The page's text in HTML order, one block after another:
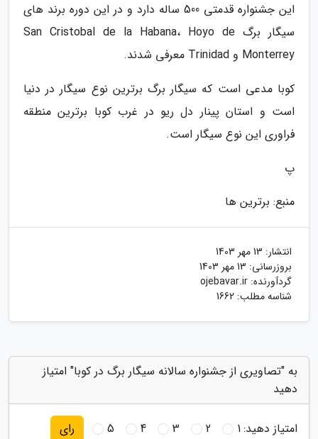
این جشنواره قدمتی 500 ساله دارد و در این دوره برند های
سیگار برگ San Cristobal de la Habana، Hoyo de
Monterrey و Trinidad معرفی شدند.
کوبا مدعی است که سیگار برگ برترین نوع سیگار در دنیا
است و استان پینار دل ریو در غرب کوبا برترین منطقه
فراوری این نوع سیگار است.
پ
منبع: برترین ها
انتشار: 13 مهر 1403
بروزرسانی: 13 مهر 1403
گردآورنده: ojebavar.ir
شناسه مطلب: 1662
به "تصاویری از جشنواره سالانه سیگار برگ در کوبا" امتیاز
دهید
امتیاز دهید:1
2
3
4
5 رای